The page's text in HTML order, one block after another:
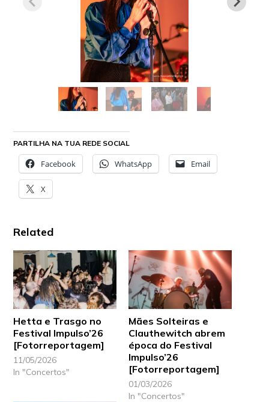
PARTILHA NA TUA REDE SOCIAL
Facebook WhatsApp Email
X
Related
Hetta e Trasgo no
Festival Impulso’26
[Fotorreportagem]
11/05/2026
In "Concertos"
Mães Solteiras e
Clauthewitch abrem
época do Festival
Impulso’26
[Fotorreportagem]
01/03/2026
In "Concertos"